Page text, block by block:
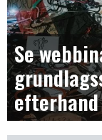
Se
efterhand